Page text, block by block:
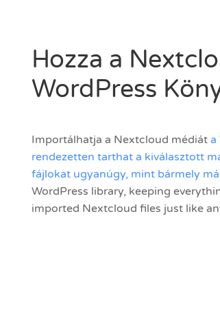
Hozza a
WordPress
Importálhatja a Nextcloud médiát a
rendezetten tarthat a kiválasztott
fájlokat ugyanúgy, mint bármely
WordPress library, keeping
imported Nextcloud files just like